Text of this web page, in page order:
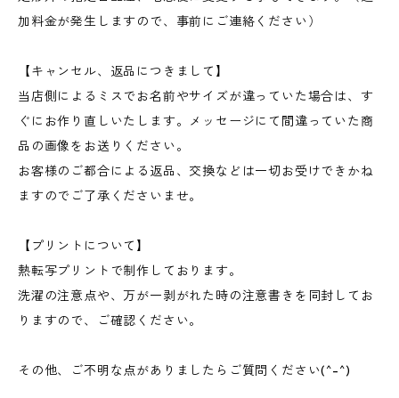
加料金が発生しますので、事前にご連絡ください）
【キャンセル、返品につきまして】
当店側によるミスでお名前やサイズが違っていた場合は、す
ぐにお作り直しいたします。メッセージにて間違っていた商
品の画像をお送りください。
お客様のご都合による返品、交換などは一切お受けできかね
ますのでご了承くださいませ。
【プリントについて】
熱転写プリントで制作しております。
洗濯の注意点や、万が一剥がれた時の注意書きを同封してお
りますので、ご確認ください。
その他、ご不明な点がありましたらご質問ください(^-^)